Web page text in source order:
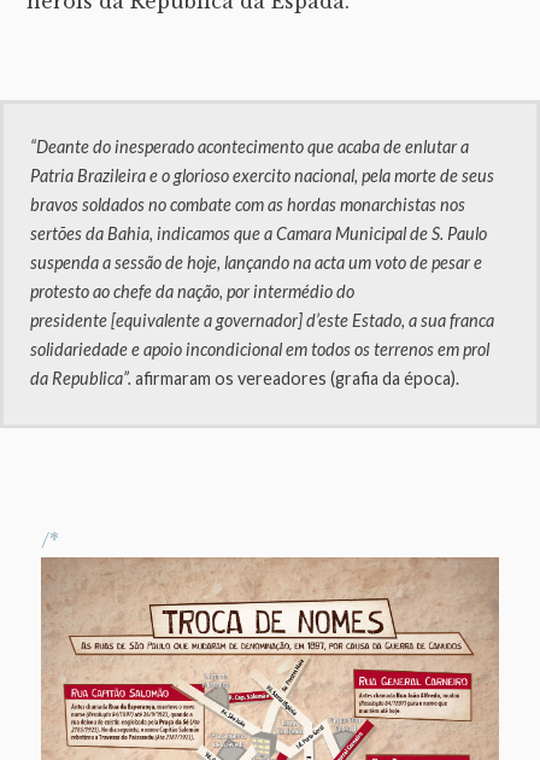
“Deante do inesperado acontecimento que acaba de enlutar a
Patria Brazileira e o glorioso exercito nacional, pela morte de seus
bravos soldados no combate com as hordas monarchistas nos
sertões da Bahia, indicamos que a Camara Municipal de S. Paulo
suspenda a sessão de hoje, lançando na acta um voto de pesar e
protesto ao chefe da nação, por intermédio do
presidente [equivalente a governador] d’este Estado, a sua franca
solidariedade e apoio incondicional em todos os terrenos em prol
da Republica”. afirmaram os vereadores (grafia da época).
/*